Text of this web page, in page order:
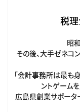
税
昭
その後、大手ゼネコ
「会計事務所は最も
ントゲーム
広島県創業サポータ